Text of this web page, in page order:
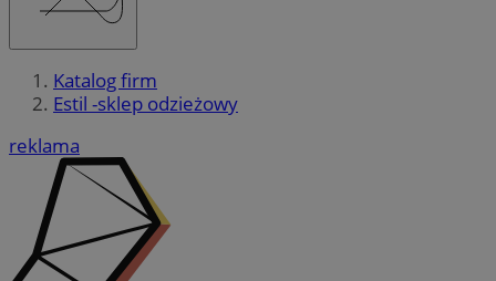
Katalog firm
Estil -sklep odzieżowy
reklama